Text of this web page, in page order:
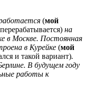
(мой
на
в Москве. Постоянная
в Курейке (мой
и такой вариант).
В будущем году
работы к